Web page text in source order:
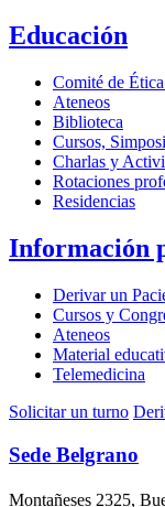
Educación
Comité de
Ateneos
Biblioteca
Cursos,
Charlas y
Rotaciones
Residencias
Información
Derivar un
Cursos y
Ateneos
Material
Telemedicina
Solicitar un turno
Sede Belgrano
Montañeses 2325,